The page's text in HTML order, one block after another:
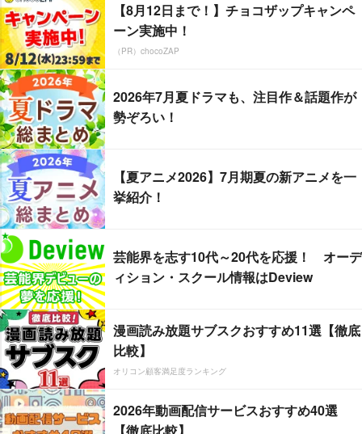
【8月12日まで！】チョコザップキャンペ
ーン実施中！
（PR）chocoZAP
2026年7月夏ドラマも、注目作＆話題作が
勢ぞろい！
【夏アニメ2026】7月期夏の新アニメを一
挙紹介！
芸能界を志す10代～20代を応援！ オーデ
ィション・スクール情報はDeview
漫画読み放題サブスクおすすめ11選【徹底
比較】
オリコン顧客満足度ランキング
2026年動画配信サービスおすすめ40選